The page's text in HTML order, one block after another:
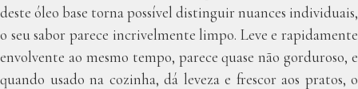
deste óleo base torna possível distinguir nuances individuais,
o seu sabor parece incrivelmente limpo. Leve e rapidamente
envolvente ao mesmo tempo, parece quase não gorduroso, e
quando usado na cozinha, dá leveza e frescor aos pratos, o